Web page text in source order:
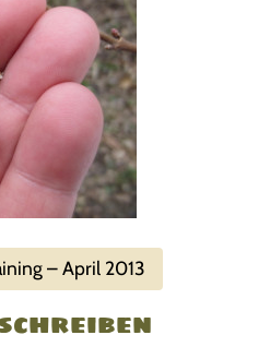
– April 2013